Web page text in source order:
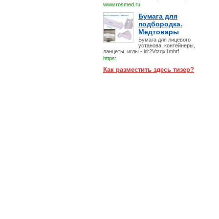
www.rosmed.ru
Бумага для
подбородка.
Медтовары
Бумага для лицевого
установа, контейнеры,
ланцеты, иглы - id:2Vtzqx1mhtf
https:
Как разместить здесь тизер?